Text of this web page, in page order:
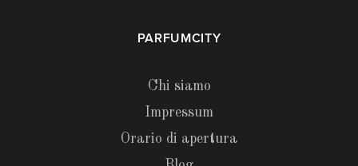
PARFUMCITY
Chi siamo
Impressum
Orario di apertura